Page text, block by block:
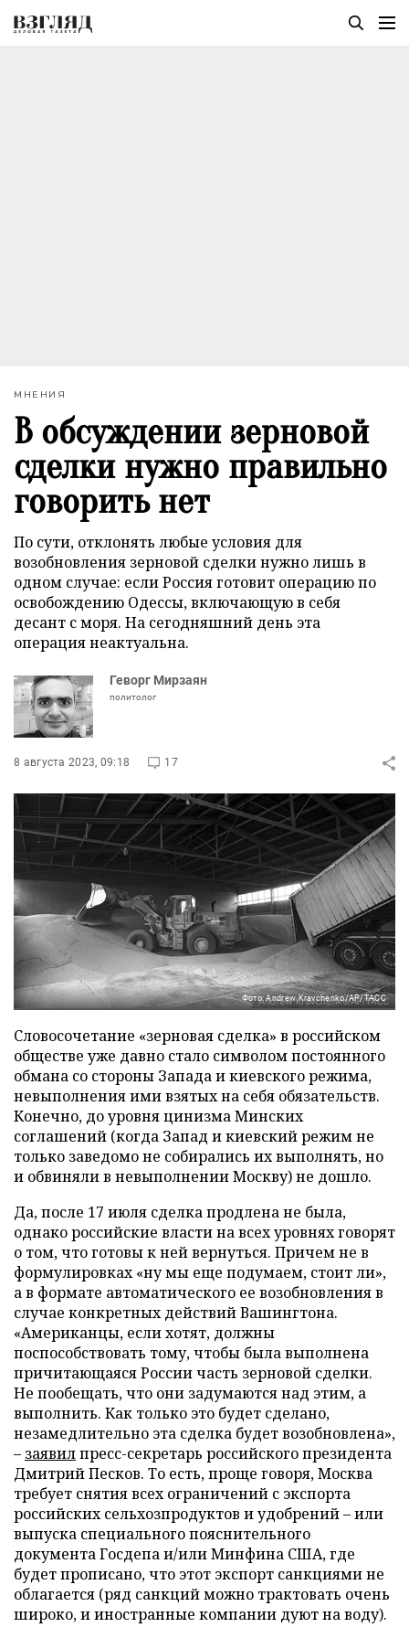
МНЕНИЯ
В обсуждении зерновой
сделки нужно правильно
говорить нет
По сути, отклонять любые условия для
возобновления зерновой сделки нужно лишь в
одном случае: если Россия готовит операцию по
освобождению Одессы, включающую в себя
десант с моря. На сегодняшний день эта
операция неактуальна.
Геворг Мирзаян
политолог
8 августа 2023, 09:18 17
Фото: Andrew Kravchenko/AP/ТАСС
Словосочетание «зерновая сделка» в российском
обществе уже давно стало символом постоянного
обмана со стороны Запада и киевского режима,
невыполнения ими взятых на себя обязательств.
Конечно, до уровня цинизма Минских
соглашений (когда Запад и киевский режим не
только заведомо не собирались их выполнять, но
и обвиняли в невыполнении Москву) не дошло.
Да, после 17 июля сделка продлена не была,
однако российские власти на всех уровнях говорят
о том, что готовы к ней вернуться. Причем не в
формулировках «ну мы еще подумаем, стоит ли»,
а в формате автоматического ее возобновления в
случае конкретных действий Вашингтона.
«Американцы, если хотят, должны
поспособствовать тому, чтобы была выполнена
причитающаяся России часть зерновой сделки.
Не пообещать, что они задумаются над этим, а
выполнить. Как только это будет сделано,
незамедлительно эта сделка будет возобновлена»,
– заявилпресс-секретарь российского президента
Дмитрий Песков. То есть, проще говоря, Москва
требует снятия всех ограничений с экспорта
российских сельхозпродуктов и удобрений – или
выпуска специального пояснительного
документа Госдепа и/или Минфина США, где
будет прописано, что этот экспорт санкциями не
облагается (ряд санкций можно трактовать очень
широко, и иностранные компании дуют на воду).